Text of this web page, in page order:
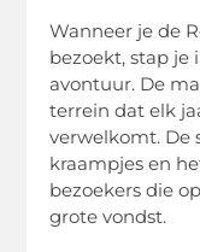
Wanneer je de
bezoekt, stap je
avontuur. De
terrein dat elk
verwelkomt. De
kraampjes en
bezoekers die
grote vondst.